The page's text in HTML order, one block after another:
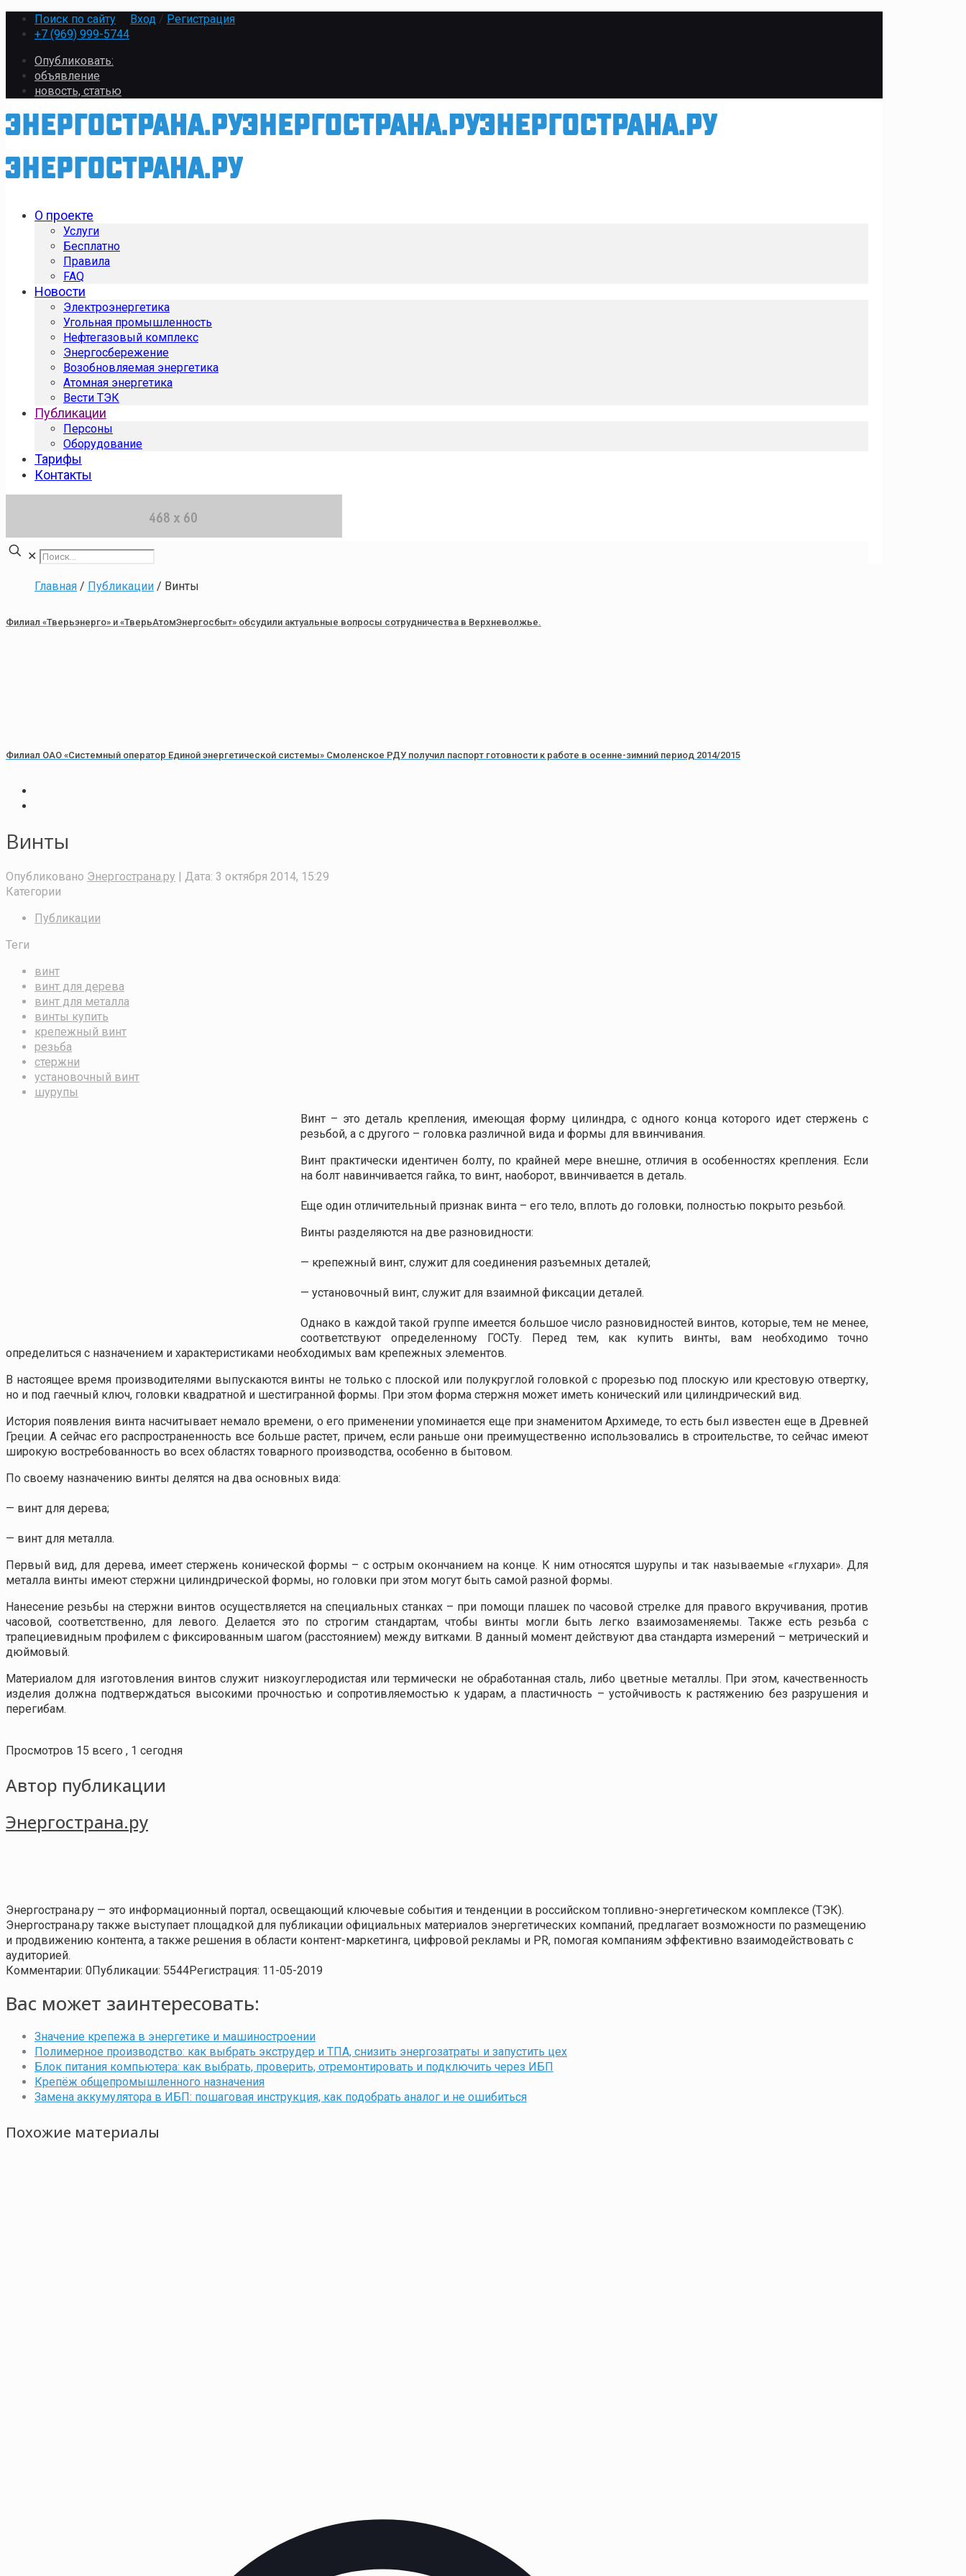
Поиск по сайту Вход / Регистрация
+7 (969) 999-5744
Опубликовать:
объявление
новость, статью
О проекте
Услуги
Бесплатно
Правила
FAQ
Новости
Электроэнергетика
Угольная промышленность
Нефтегазовый комплекс
Энергосбережение
Возобновляемая энергетика
Атомная энергетика
Вести ТЭК
Публикации
Персоны
Оборудование
Тарифы
Контакты
✕
Главная / Публикации / Винты
Филиал «Тверьэнерго» и «ТверьАтомЭнергосбыт» обсудили актуальные вопросы сотрудничества в Верхневолжье.
Филиал ОАО «Системный оператор Единой энергетической системы» Смоленское РДУ получил паспорт готовности к работе в осенне-зимний период 2014/2015
Винты
Опубликовано Энергострана.ру | Дата: 3 октября 2014, 15:29
Категории
Публикации
Теги
винт
винт для дерева
винт для металла
винты купить
крепежный винт
резьба
стержни
установочный винт
шурупы
Винт – это деталь крепления, имеющая форму цилиндра, с одного конца которого идет стержень с
резьбой, а с другого – головка различной вида и формы для ввинчивания.
Винт практически идентичен болту, по крайней мере внешне, отличия в особенностях крепления. Если
на болт навинчивается гайка, то винт, наоборот, ввинчивается в деталь.
Еще один отличительный признак винта – его тело, вплоть до головки, полностью покрыто резьбой.
Винты разделяются на две разновидности:
— крепежный винт, служит для соединения разъемных деталей;
— установочный винт, служит для взаимной фиксации деталей.
Однако в каждой такой группе имеется большое число разновидностей винтов, которые, тем не менее,
соответствуют определенному ГОСТу. Перед тем, как купить винты, вам необходимо точно
определиться с назначением и характеристиками необходимых вам крепежных элементов.
В настоящее время производителями выпускаются винты не только с плоской или полукруглой головкой с прорезью под плоскую или крестовую отвертку,
но и под гаечный ключ, головки квадратной и шестигранной формы. При этом форма стержня может иметь конический или цилиндрический вид.
История появления винта насчитывает немало времени, о его применении упоминается еще при знаменитом Архимеде, то есть был известен еще в Древней
Греции. А сейчас его распространенность все больше растет, причем, если раньше они преимущественно использовались в строительстве, то сейчас имеют
широкую востребованность во всех областях товарного производства, особенно в бытовом.
По своему назначению винты делятся на два основных вида:
— винт для дерева;
— винт для металла.
Первый вид, для дерева, имеет стержень конической формы – с острым окончанием на конце. К ним относятся шурупы и так называемые «глухари». Для
металла винты имеют стержни цилиндрической формы, но головки при этом могут быть самой разной формы.
Нанесение резьбы на стержни винтов осуществляется на специальных станках – при помощи плашек по часовой стрелке для правого вкручивания, против
часовой, соответственно, для левого. Делается это по строгим стандартам, чтобы винты могли быть легко взаимозаменяемы. Также есть резьба с
трапециевидным профилем с фиксированным шагом (расстоянием) между витками. В данный момент действуют два стандарта измерений – метрический и
дюймовый.
Материалом для изготовления винтов служит низкоуглеродистая или термически не обработанная сталь, либо цветные металлы. При этом, качественность
изделия должна подтверждаться высокими прочностью и сопротивляемостью к ударам, а пластичность – устойчивость к растяжению без разрушения и
перегибам.
Просмотров 15 всего , 1 сегодня
Автор публикации
Энергострана.ру
Энергострана.ру — это информационный портал, освещающий ключевые события и тенденции в российском топливно-энергетическом комплексе (ТЭК).
Энергострана.ру также выступает площадкой для публикации официальных материалов энергетических компаний, предлагает возможности по размещению
и продвижению контента, а также решения в области контент-маркетинга, цифровой рекламы и PR, помогая компаниям эффективно взаимодействовать с
аудиторией.
Комментарии: 0Публикации: 5544Регистрация: 11-05-2019
Вас может заинтересовать:
Значение крепежа в энергетике и машиностроении
Полимерное производство: как выбрать экструдер и ТПА, снизить энергозатраты и запустить цех
Блок питания компьютера: как выбрать, проверить, отремонтировать и подключить через ИБП
Крепёж общепромышленного назначения
Замена аккумулятора в ИБП: пошаговая инструкция, как подобрать аналог и не ошибиться
Похожие материалы